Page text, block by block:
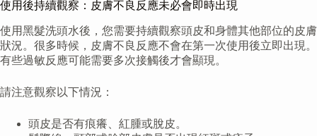
使用後持續觀察：皮膚不良反應未必會即時出現
使用黑髮洗頭水後，您需要持續觀察頭皮和身體其他部位的皮膚
狀況。很多時候，皮膚不良反應不會在第一次使用後立即出現。
有些過敏反應可能需要多次接觸後才會顯現。
請注意觀察以下情況：
頭皮是否有痕癢、紅腫或脫皮。